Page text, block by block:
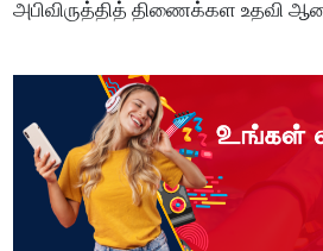
அபிவிருத்தித் திணைக்கள உதவி